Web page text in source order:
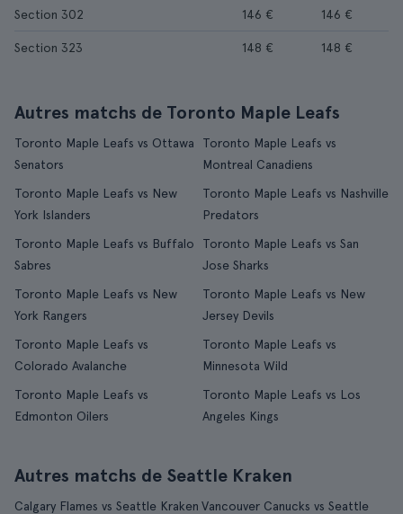
Section 302 146 € 146 €
Section 323 148 € 148 €
Autres matchs de Toronto Maple Leafs
Toronto Maple Leafs vs Ottawa
Senators
Toronto Maple Leafs vs
Montreal Canadiens
Toronto Maple Leafs vs New
York Islanders
Toronto Maple Leafs vs Nashville
Predators
Toronto Maple Leafs vs Buffalo
Sabres
Toronto Maple Leafs vs San
Jose Sharks
Toronto Maple Leafs vs New
York Rangers
Toronto Maple Leafs vs New
Jersey Devils
Toronto Maple Leafs vs
Colorado Avalanche
Toronto Maple Leafs vs
Minnesota Wild
Toronto Maple Leafs vs
Edmonton Oilers
Toronto Maple Leafs vs Los
Angeles Kings
Autres matchs de Seattle Kraken
Calgary Flames vs Seattle Kraken Vancouver Canucks vs Seattle